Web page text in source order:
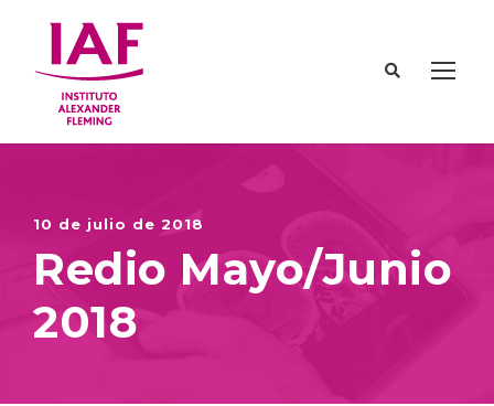
10 de julio de 2018
Redio Mayo/Junio
2018